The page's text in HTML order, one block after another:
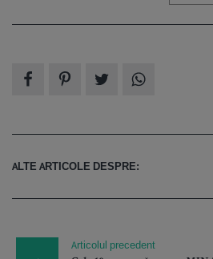
ALTE ARTICOLE DESPRE:
Articolul precedent